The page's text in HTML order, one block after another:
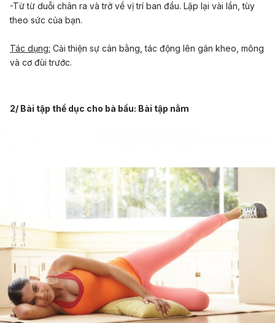
-Từ từ duỗi chân ra và trở về vị trí ban đầu. Lặp lại vài lần, tùy
theo sức của bạn.
Tác dụng: Cải thiện sự cân bằng, tác động lên gân kheo, mông
và cơ đùi trước.
2/ Bài tập thể dục cho bà bầu: Bài tập nằm